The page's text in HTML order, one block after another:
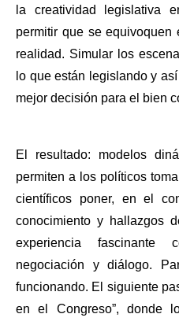
la creatividad legislativa
permitir que se
realidad. Simular los
lo que están legislando y
mejor decisión para el bien
El resultado: modelos
permiten a los políticos
científicos poner, en el
conocimiento y hallazgos
experiencia
negociación y diálogo.
funcionando. El siguiente
en el Congreso”, donde